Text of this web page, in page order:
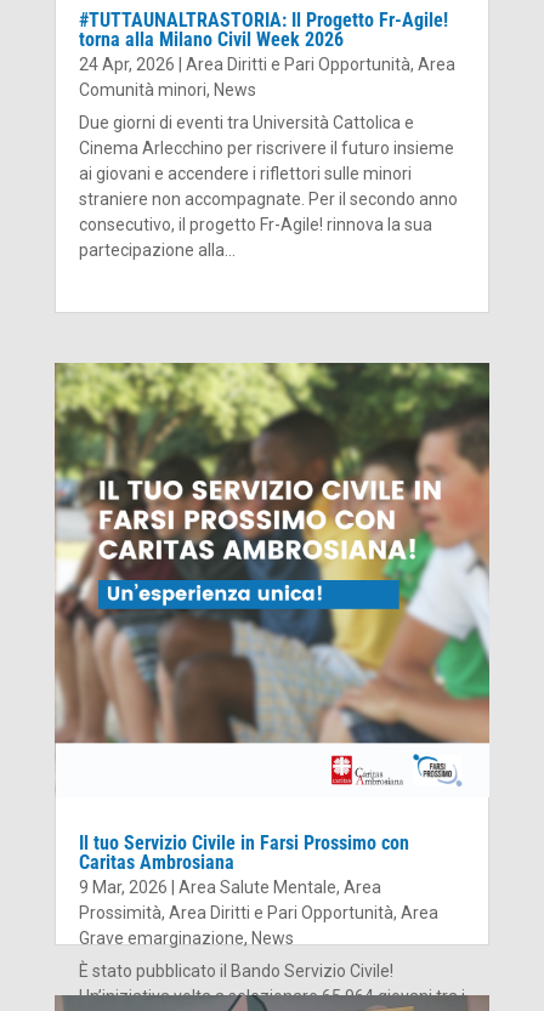
#TUTTAUNALTRASTORIA: Il Progetto Fr-Agile!
torna alla Milano Civil Week 2026
24 Apr, 2026 Area Diritti e Pari Opportunità, Area
Comunità minori, News
Due giorni di eventi tra Università Cattolica e
Cinema Arlecchino per riscrivere il futuro insieme
ai giovani e accendere i riflettori sulle minori
straniere non accompagnate. Per il secondo anno
consecutivo, il progetto Fr-Agile! rinnova la sua
partecipazione alla...
Il tuo Servizio Civile in Farsi Prossimo con
Caritas Ambrosiana
9 Mar, 2026 Area Salute Mentale, Area
Prossimità, Area Diritti e Pari Opportunità, Area
Grave emarginazione, News
È stato pubblicato il Bando Servizio Civile!
Un’iniziativa volta a selezionare 65.964 giovani tra i